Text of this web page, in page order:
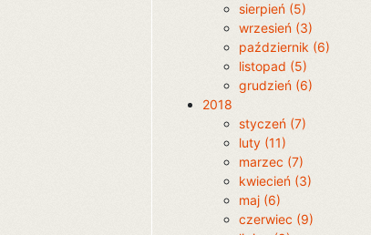
sierpień (5)
wrzesień (3)
październik (6)
listopad (5)
grudzień (6)
2018
styczeń (7)
luty (11)
marzec (7)
kwiecień (3)
maj (6)
czerwiec (9)